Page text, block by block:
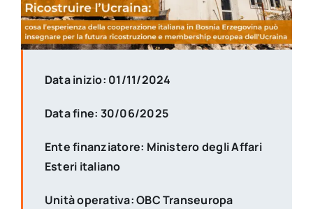
Data inizio: 01/11/2024
Data fine: 30/06/2025
Ente finanziatore: Ministero degli Affari
Esteri italiano
Unità operativa: OBC Transeuropa